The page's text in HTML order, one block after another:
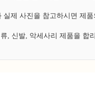
제 사진을 참고하시면 제
, 신발, 악세사리 제품을